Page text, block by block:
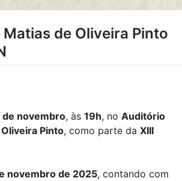
de Oliveira Pinto
de novembro, às 19h, no Auditório
Pinto, como parte da XIII
novembro de 2025, contando com